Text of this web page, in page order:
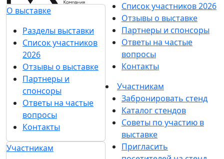
О выставке
Разделы выставки
Список участников
2026
Отзывы о выставке
Партнеры и
спонсоры
Ответы на частые
вопросы
Контакты
Участникам
Список участников 2026
Отзывы о выставке
Партнеры и спонсоры
Ответы на частые
вопросы
Контакты
Участникам
Забронировать стенд
Каталог стендов
Советы по участию в
выставке
Пригласить